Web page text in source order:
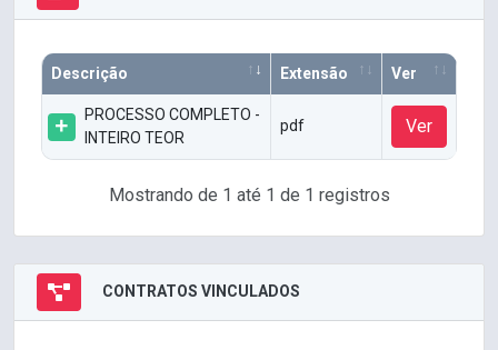
Descrição Extensão Ver
PROCESSO COMPLETO -
INTEIRO TEOR
pdf Ver
Mostrando de 1 até 1 de 1 registros
CONTRATOS VINCULADOS